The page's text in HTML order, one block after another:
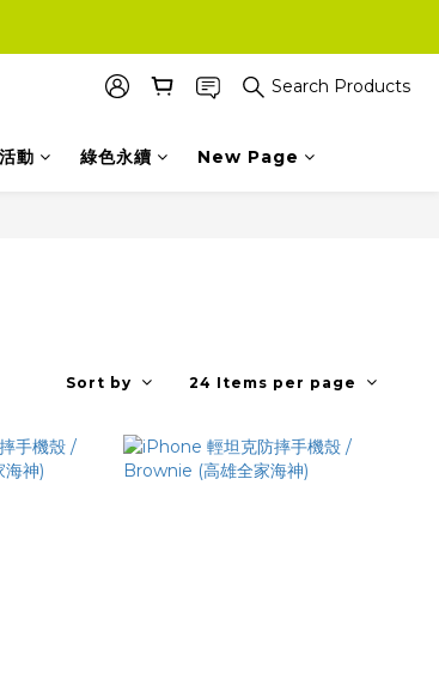
Search Products
動 綠色永續 New Page
Sort by 24 Items per page